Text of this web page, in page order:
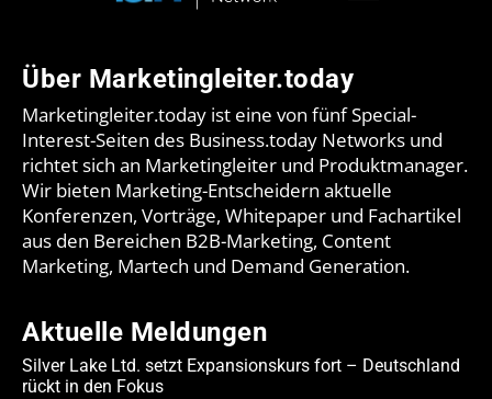
Über Marketingleiter.today
Marketingleiter.today ist eine von fünf Special-
Interest-Seiten des Business.today Networks und
richtet sich an Marketingleiter und Produktmanager.
Wir bieten Marketing-Entscheidern aktuelle
Konferenzen, Vorträge, Whitepaper und Fachartikel
aus den Bereichen B2B-Marketing, Content
Marketing, Martech und Demand Generation.
Aktuelle Meldungen
Silver Lake Ltd. setzt Expansionskurs fort – Deutschland
rückt in den Fokus